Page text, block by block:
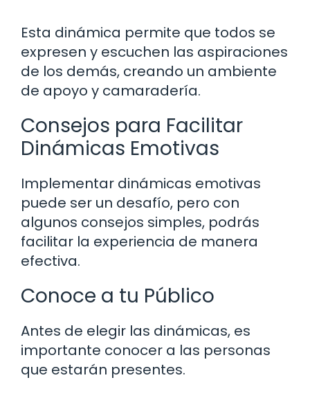
Esta dinámica permite que todos se
expresen y escuchen las aspiraciones
de los demás, creando un ambiente
de apoyo y camaradería.
Consejos para Facilitar
Dinámicas Emotivas
Implementar dinámicas emotivas
puede ser un desafío, pero con
algunos consejos simples, podrás
facilitar la experiencia de manera
efectiva.
Conoce a tu Público
Antes de elegir las dinámicas, es
importante conocer a las personas
que estarán presentes.